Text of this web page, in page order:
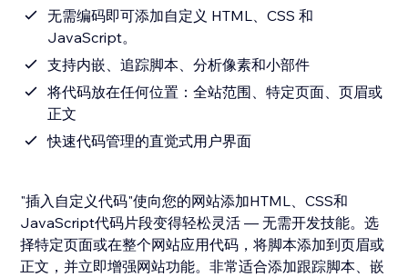
无需编码即可添加自定义 HTML、CSS 和
JavaScript。
支持内嵌、追踪脚本、分析像素和小部件
将代码放在任何位置：全站范围、特定页面、页眉或
正文
快速代码管理的直觉式用户界面
"插入自定义代码"使向您的网站添加HTML、CSS和
JavaScript代码片段变得轻松灵活 — 无需开发技能。选
择特定页面或在整个网站应用代码，将脚本添加到页眉或
正文，并立即增强网站功能。非常适合添加跟踪脚本、嵌